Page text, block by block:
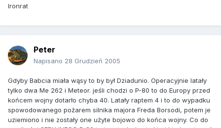
Ironrat
Peter
Napisano 28 Grudzień 2005
Gdyby Babcia miała wąsy to by był Dziadunio. Operacyjnie latały
tylko dwa Me 262 i Meteor. jeśli chodzi o P-80 to do Europy przed
końcem wojny dotarło chyba 40. Latały raptem 4 i to do wypadku
spowodowanego pożarem silnika majora Freda Borsodi, potem je
uziemiono i nie zostały one użyte bojowo do końca wojny. Co do